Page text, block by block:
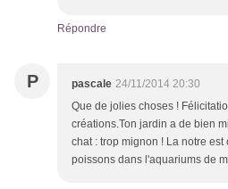
Répondre
P pascale 24/11/2014 20:30
Que de jolies choses !
créations.Ton jardin a de bien
chat : trop mignon ! La notre
poissons dans l'aquariums de